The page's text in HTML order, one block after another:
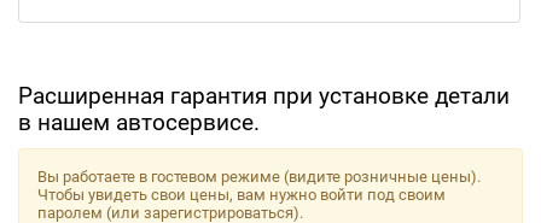
Расширенная гарантия при установке детали
в нашем автосервисе.
Вы работаете в гостевом режиме (видите розничные цены).
Чтобы увидеть свои цены, вам нужно войти под своим
паролем (или зарегистрироваться).